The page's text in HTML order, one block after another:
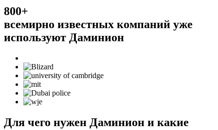
800+
всемирно известных компаний уже
используют Даминион
Для чего нужен Даминион и какие